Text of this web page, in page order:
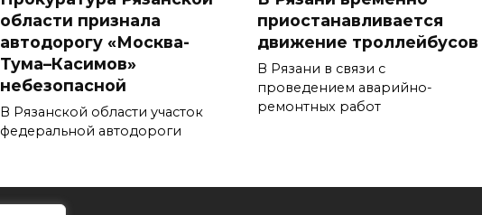
области признала
автодорогу «Москва-
Тума–Касимов»
небезопасной
В Рязанской области участок
федеральной автодороги
приостанавливается
движение троллейбусов
В Рязани в связи с
проведением аварийно-
ремонтных работ